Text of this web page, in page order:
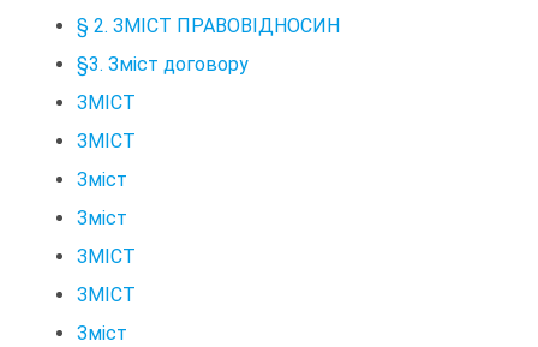
§ 2. ЗМІСТ ПРАВОВІДНОСИН
§3. Зміст договору
ЗМІСТ
ЗМІСТ
Зміст
Зміст
ЗМІСТ
ЗМІСТ
Зміст